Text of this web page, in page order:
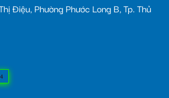
Điệu, Phường Phước Long B, Tp. Thủ
4